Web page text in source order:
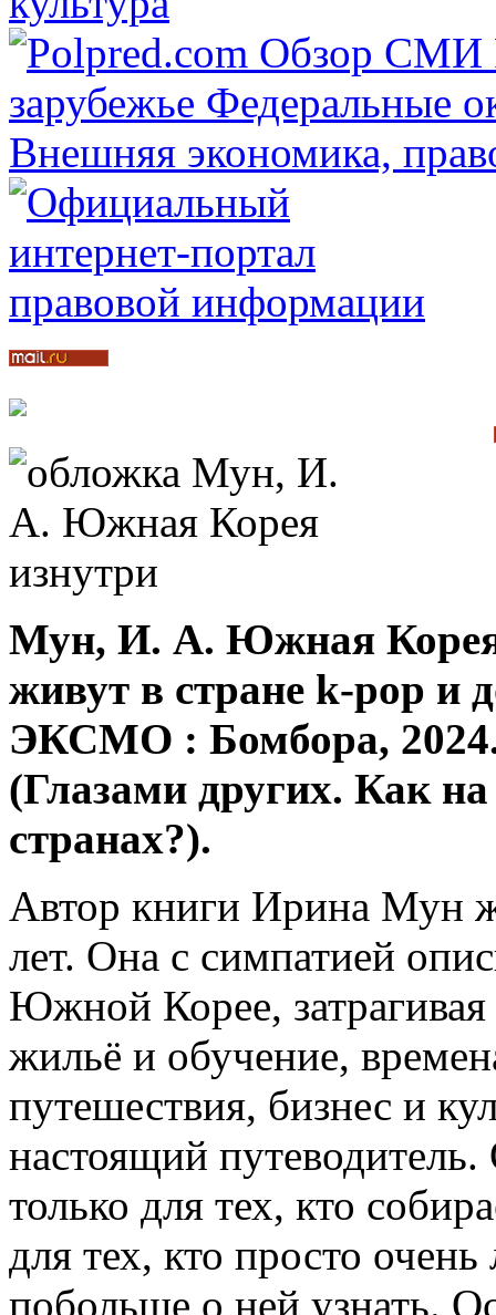
Мун, И. А. Южная Корея
живут в стране k-pop
ЭКСМО : Бомбора, 2024.
(Глазами других. Как
странах?).
Автор книги Ирина Мун
лет. Она с симпатией
Южной Корее,
жильё и обучение,
путешествия, бизнес и
настоящий
только для тех, кто
для тех, кто просто
побольше о ней узнать.